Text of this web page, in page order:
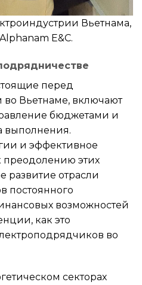
Вьетнама,
E&C.
перед
Вьетнаме, включают
бюджетами и
выполнения.
и эффективное
этих
развитие отрасли
постоянного
возможностей
как это
во
секторах